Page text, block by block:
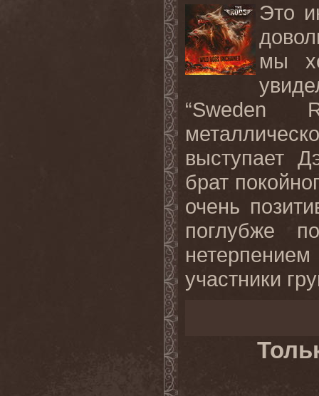
Это
мы
“Sweden
выступает
брат
очень
поглубже
участники